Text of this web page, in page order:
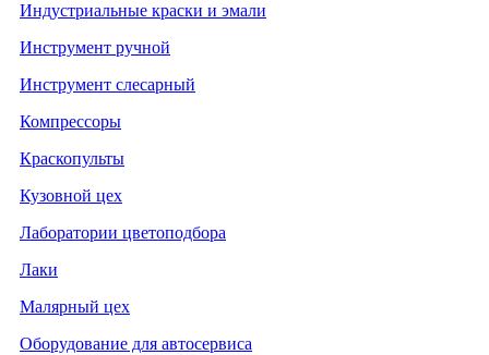
Индустриальные краски и эмали
Инструмент ручной
Инструмент слесарный
Компрессоры
Краскопульты
Кузовной цех
Лаборатории цветоподбора
Лаки
Малярный цех
Оборудование для автосервиса